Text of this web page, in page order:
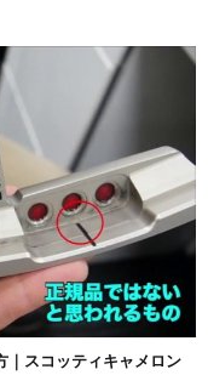
｜スコッティキャメロン